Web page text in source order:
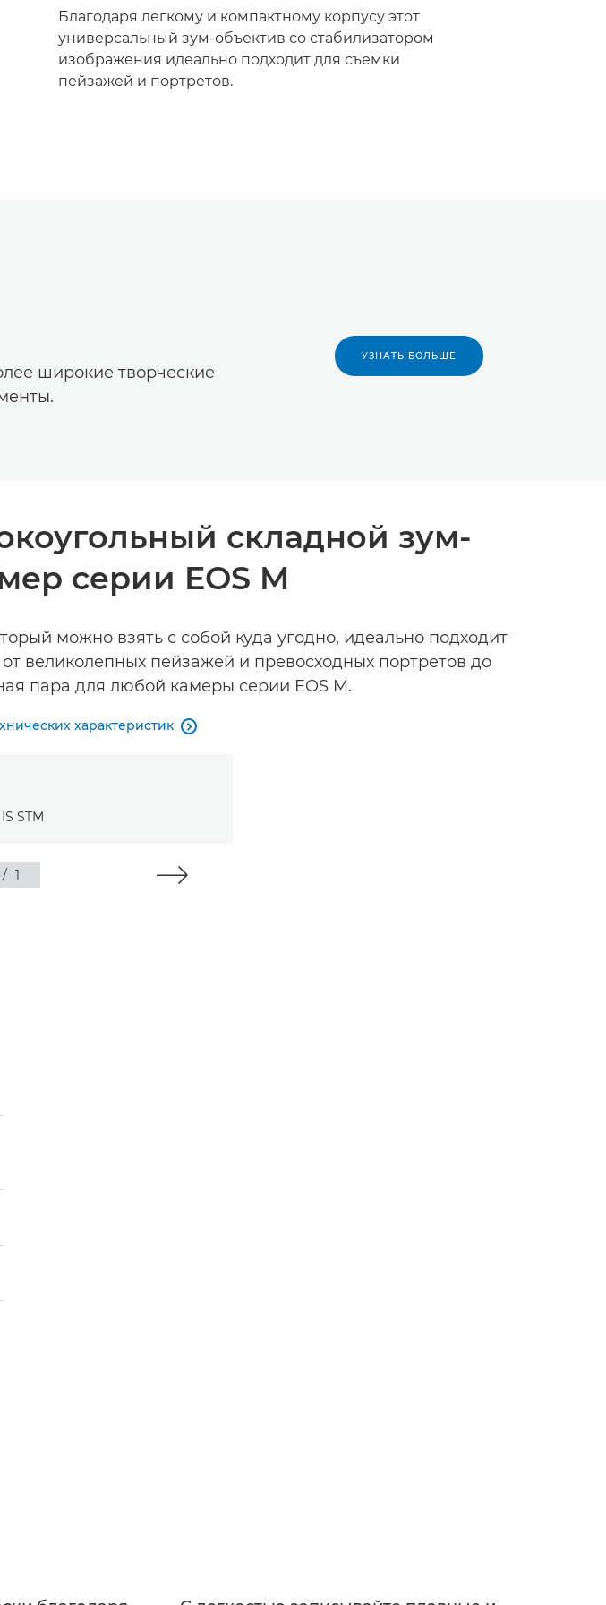
Благодаря легкому и компактному корпусу этот
универсальный зум-объектив со стабилизатором
изображения идеально подходит для съемки
пейзажей и портретов.
широкие творческие
УЗНАТЬ БОЛЬШЕ
складной зум-
серии EOS M
можно взять с собой куда угодно, идеально подходит
великолепных пейзажей и превосходных портретов до
пара для любой камеры серии EOS M.
характеристик 
/ 1